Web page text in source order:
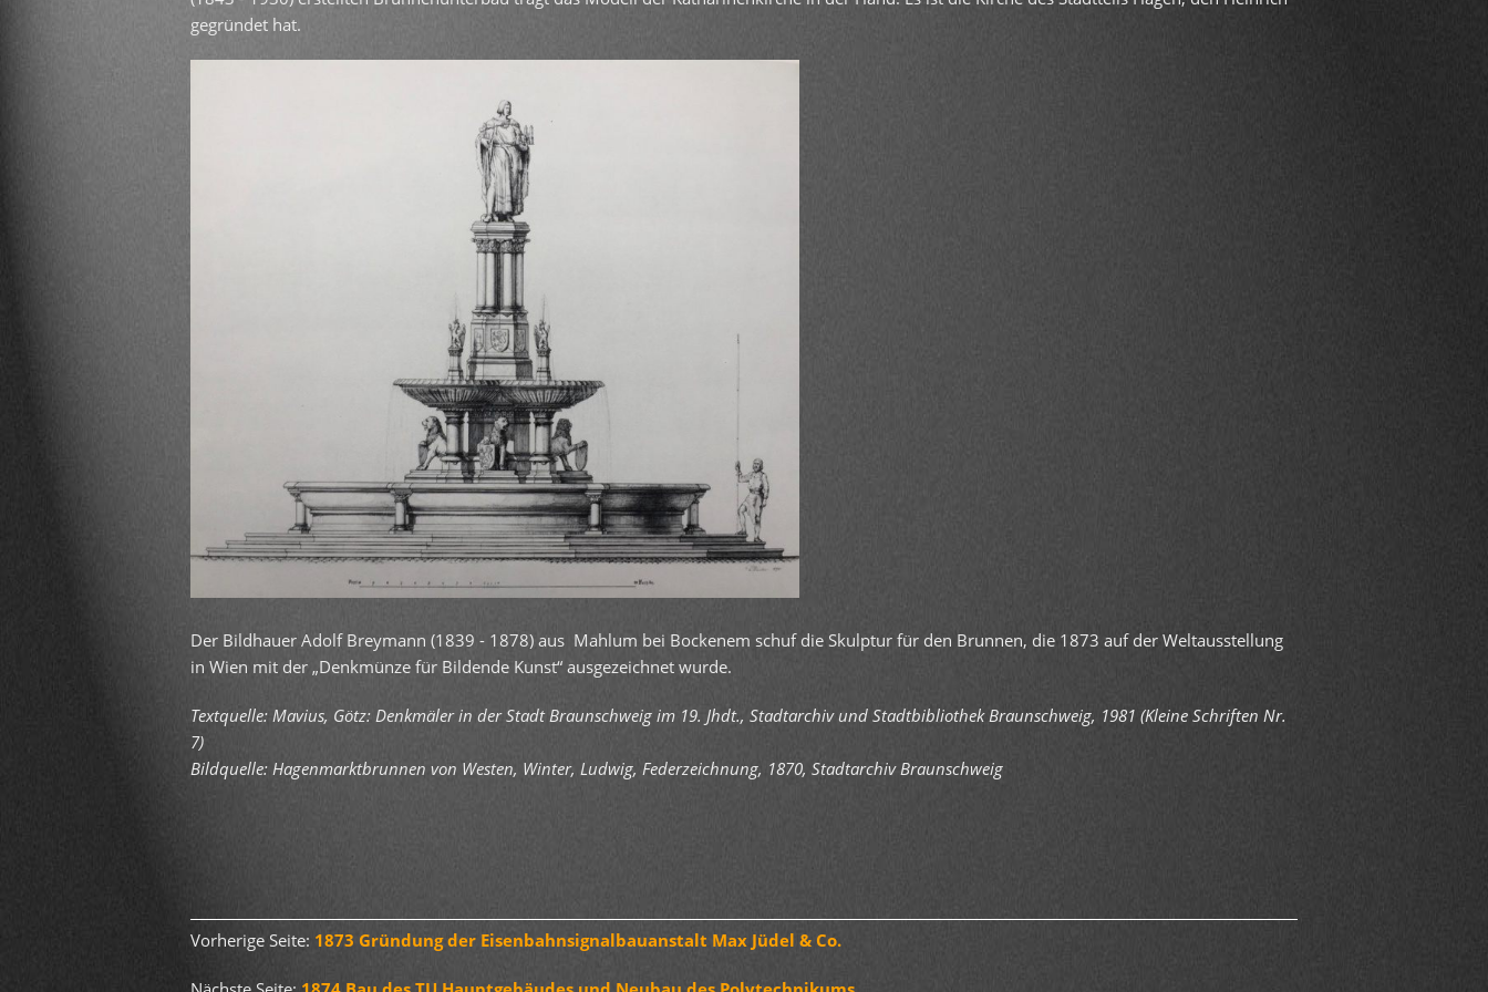
gegründet hat.
Der Bildhauer Adolf Breymann (1839 - 1878) aus Mahlum bei Bockenem schuf die Skulptur für den Brunnen, die 1873 auf der Weltausstellung
in Wien mit der „Denkmünze für Bildende Kunst“ ausgezeichnet wurde.
Textquelle: Mavius, Götz: Denkmäler in der Stadt Braunschweig im 19. Jhdt., Stadtarchiv und Stadtbibliothek Braunschweig, 1981 (Kleine Schriften Nr.
7)
Bildquelle: Hagenmarktbrunnen von Westen, Winter, Ludwig, Federzeichnung, 1870, Stadtarchiv Braunschweig
Vorherige Seite: 1873 Gründung der Eisenbahnsignalbauanstalt Max Jüdel & Co.